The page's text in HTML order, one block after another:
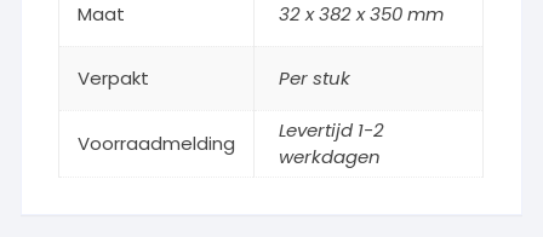
Maat 32 x 382 x 350 mm
Verpakt Per stuk
Voorraadmelding
Levertijd 1-2
werkdagen